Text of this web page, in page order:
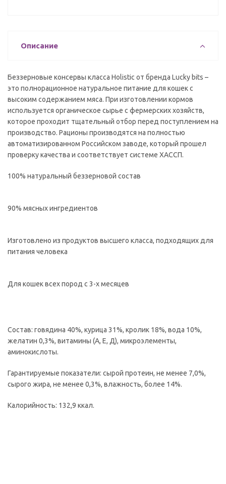
Описание
Беззерновые консервы класса Holistic от бренда Lucky bits –
это полнорационное натуральное питание для кошек с
высоким содержанием мяса. При изготовлении кормов
используется органическое сырье с фермерских хозяйств,
которое проходит тщательный отбор перед поступлением на
производство. Рационы производятся на полностью
автоматизированном Российском заводе, который прошел
проверку качества и соответствует системе ХАССП.
100% натуральный беззерновой состав
90% мясных ингредиентов
Изготовлено из продуктов высшего класса, подходящих для
питания человека
Для кошек всех пород с 3-х месяцев
Состав: говядина 40%, курица 31%, кролик 18%, вода 10%,
желатин 0,3%, витамины (А, Е, Д), микроэлементы,
аминокислоты.
Гарантируемые показатели: сырой протеин, не менее 7,0%,
сырого жира, не менее 0,3%, влажность, более 14%.
Калорийность: 132,9 ккал.